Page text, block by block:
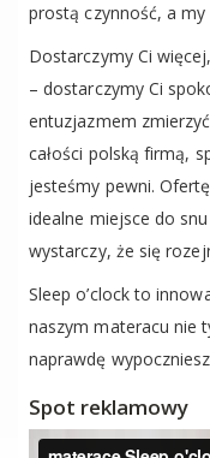
prostą czynność, a
Dostarczymy Ci
– dostarczymy Ci
entuzjazmem
całości polską firmą,
jesteśmy pewni.
idealne miejsce do
wystarczy, że się
Sleep o’clock to
naszym materacu nie
naprawdę
Spot reklamowy